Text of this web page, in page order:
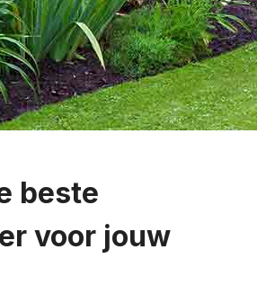
beste
voor jouw